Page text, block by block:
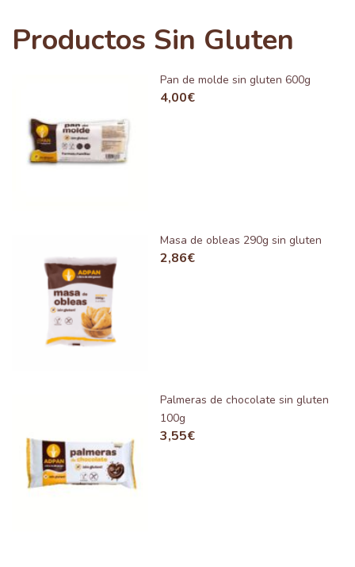
Productos Sin Gluten
Pan de molde sin gluten 600g
4,00€
Masa de obleas 290g sin gluten
2,86€
Palmeras de chocolate sin gluten
100g
3,55€